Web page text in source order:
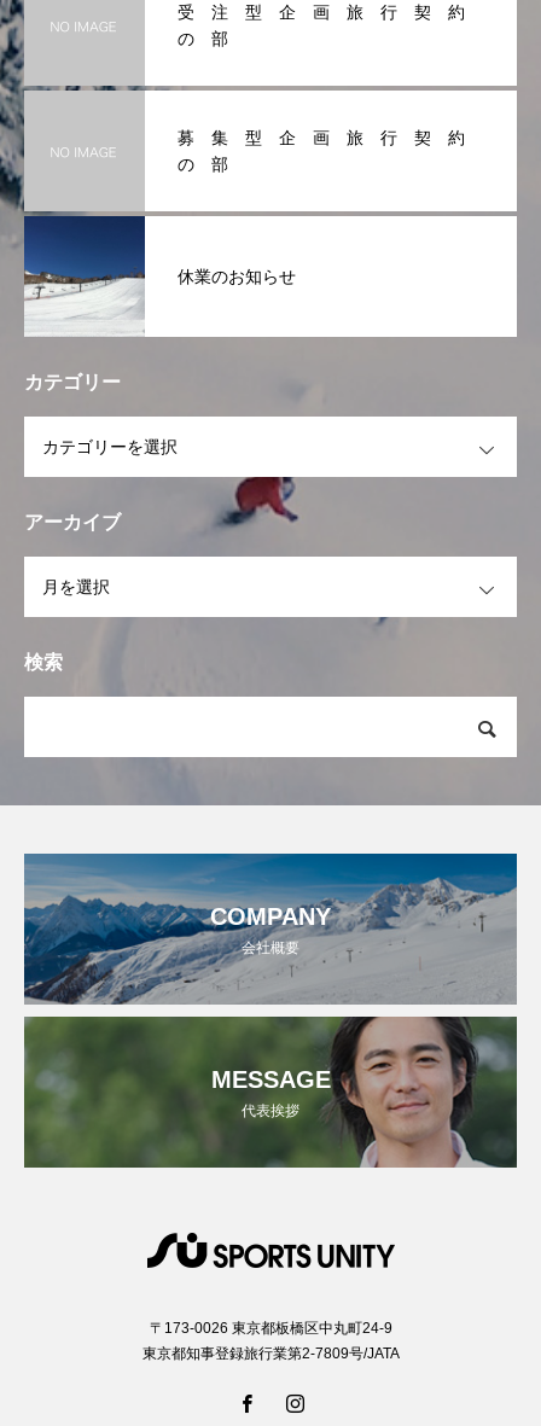
受 注 型 企 画 旅 行 契 約
の 部
募 集 型 企 画 旅 行 契 約
の 部
休業のお知らせ
カテゴリー
アーカイブ
検索
COMPANY
会社概要
MESSAGE
代表挨拶
〒173-0026 東京都板橋区中丸町24-9
東京都知事登録旅行業第2-7809号/JATA